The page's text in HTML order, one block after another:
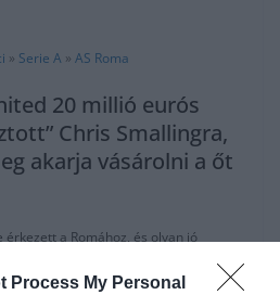
Process My Personal
» Serie A » AS Roma
20 millió eurós
Chris Smallingra,
akarja vásárolni a őt
a Romához, és olyan jó
évekre is.